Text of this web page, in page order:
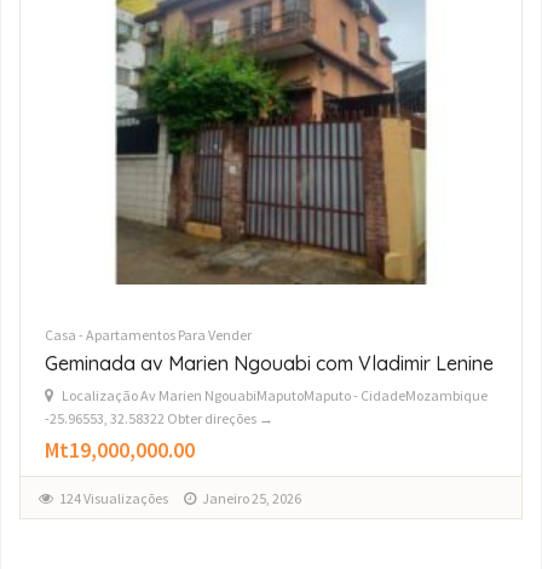
Casa - Apartamentos Para Vender
Vende-se Luxuoso Apartamento T2 no Aura
Residence na sommerschield II
Localização MaputoMaputo - CidadeMozambique -25.96553, 32.58322
Obter direções →
$0